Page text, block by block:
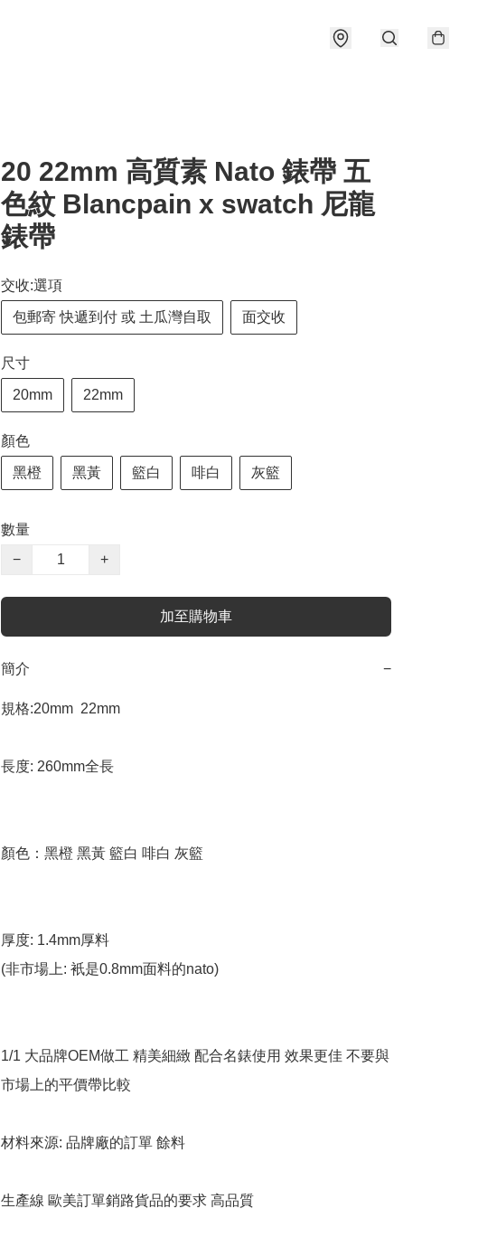
20 22mm 高質素 Nato 錶帶 五
色紋 Blancpain x swatch 尼龍
錶帶
交收:選項
包郵寄 快遞到付 或 土瓜灣自取 面交收
尺寸
20mm 22mm
顏色
黑橙 黑黃 籃白 啡白 灰籃
數量
−
+
加至購物車
簡介 −
規格:20mm  22mm
長度: 260mm全長
顏色：黑橙 黑黃 籃白 啡白 灰籃
厚度: 1.4mm厚料
(非市場上: 衹是0.8mm面料的nato)
1/1 大品牌OEM做工 精美細緻 配合名錶使用 效果更佳 不要與
市場上的平價帶比較
材料來源: 品牌廠的訂單 餘料
生產線 歐美訂單銷路貨品的要求 高品質